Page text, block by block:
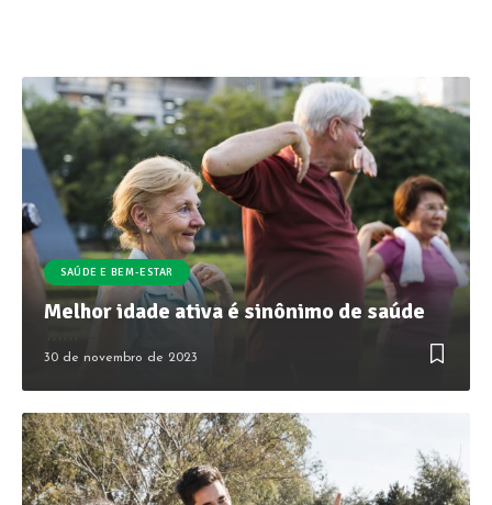
SAÚDE E BEM-ESTAR
Melhor idade ativa é sinônimo de saúde
30 de novembro de 2023